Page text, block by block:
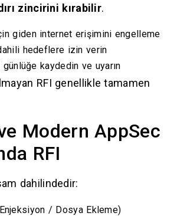
zincirini kırabilir.
giden internet erişimini engelleme
hedeflere izin verin
kaydedin ve uyarın
RFI genellikle tamamen
Modern AppSec
RFI
dahilindedir:
/ Dosya Ekleme)